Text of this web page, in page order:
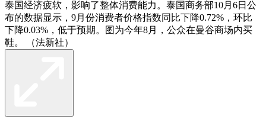
泰国经济疲软，影响了整体消费能力。泰国商务部10月6日公
布的数据显示，9月份消费者价格指数同比下降0.72%，环比
下降0.03%，低于预期。图为今年8月，公众在曼谷商场内买
鞋。 （法新社）